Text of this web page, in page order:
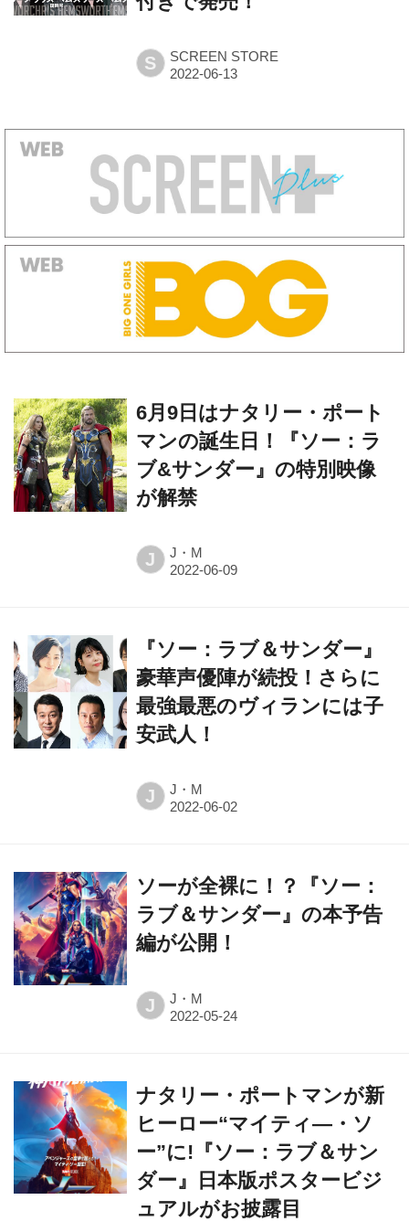
S SCREEN STORE
6月9日はナタリー・ポート
マンの誕生日！『ソー：ラ
ブ&サンダー』の特別映像
が解禁
J J・M
『ソー：ラブ＆サンダー』
豪華声優陣が続投！さらに
最強最悪のヴィランには子
安武人！
J J・M
ソーが全裸に！？『ソー：
ラブ＆サンダー』の本予告
編が公開！
J J・M
ナタリー・ポートマンが新
ヒーロー“マイティ―・ソ
ー”に!『ソー：ラブ＆サン
ダー』日本版ポスタービジ
ュアルがお披露目